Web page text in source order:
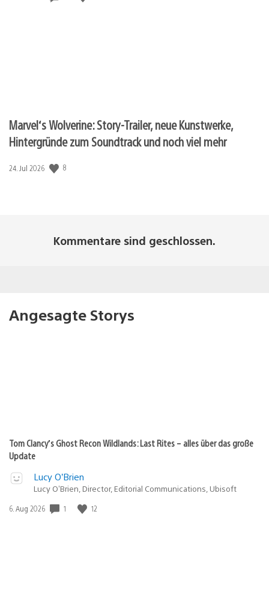
Marvel‘s Wolverine: Story-Trailer, neue Kunstwerke,
Hintergründe zum Soundtrack und noch viel mehr
Veröffentlichungsdatum:
24. Jul 2026 8
Kommentare sind geschlossen.
Angesagte Storys
Tom Clancy’s Ghost Recon Wildlands: Last Rites – alles über das große
Update
Lucy O’Brien
Lucy O’Brien, Director, Editorial Communications, Ubisoft
Veröffentlichungsdatum:
6. Aug 2026 1 12